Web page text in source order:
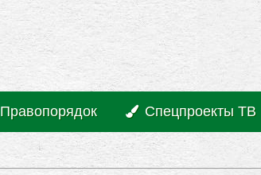
Правопорядок Спецпроекты ТВ